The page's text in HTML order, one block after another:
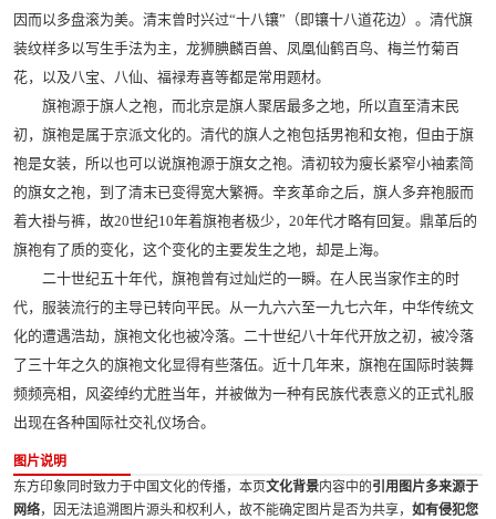
因而以多盘滚为美。清末曾时兴过“十八镶”（即镶十八道花边）。清代旗
装纹样多以写生手法为主，龙狮腆麟百兽、凤凰仙鹤百鸟、梅兰竹菊百
花，以及八宝、八仙、福禄寿喜等都是常用题材。
旗袍源于旗人之袍，而北京是旗人聚居最多之地，所以直至清末民
初，旗袍是属于京派文化的。清代的旗人之袍包括男袍和女袍，但由于旗
袍是女装，所以也可以说旗袍源于旗女之袍。清初较为瘦长紧窄小袖素简
的旗女之袍，到了清末已变得宽大繁褥。辛亥革命之后，旗人多弃袍服而
着大褂与裤，故20世纪10年着旗袍者极少，20年代才略有回复。鼎革后的
旗袍有了质的变化，这个变化的主要发生之地，却是上海。
二十世纪五十年代，旗袍曾有过灿烂的一瞬。在人民当家作主的时
代，服装流行的主导已转向平民。从一九六六至一九七六年，中华传统文
化的遭遇浩劫，旗袍文化也被冷落。二十世纪八十年代开放之初，被冷落
了三十年之久的旗袍文化显得有些落伍。近十几年来，旗袍在国际时装舞
频频亮相，风姿绰约尤胜当年，并被做为一种有民族代表意义的正式礼服
出现在各种国际社交礼仪场合。
图片说明
东方印象同时致力于中国文化的传播，本页文化背景内容中的引用图片多来源于
网络，因无法追溯图片源头和权利人，故不能确定图片是否为共享， 如有侵犯您